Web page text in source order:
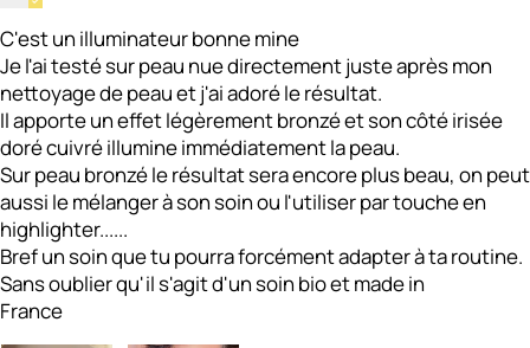
C'est un illuminateur bonne mine
Je l'ai testé sur peau nue directement juste après mon
nettoyage de peau et j'ai adoré le résultat.
Il apporte un effet légèrement bronzé et son côté irisée
doré cuivré illumine immédiatement la peau.
Sur peau bronzé le résultat sera encore plus beau, on peut
aussi le mélanger à son soin ou l'utiliser par touche en
highlighter......
Bref un soin que tu pourra forcément adapter à ta routine.
Sans oublier qu'il s'agit d'un soin bio et made in
France